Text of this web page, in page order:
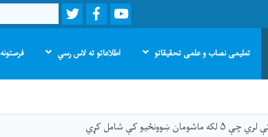
دانګل
Youtube
Facebook
Twitter
Search
تعلیمی نصاب و علمی تحقیقاتو اطلاعاتو ته لاس رسي فرصتونه
کې شامل کړي